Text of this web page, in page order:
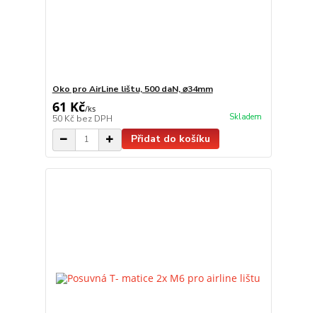
Oko pro AirLine lištu, 500 daN, ⌀34mm
61 Kč/ks
50 Kč bez DPH Skladem
Přidat do košíku